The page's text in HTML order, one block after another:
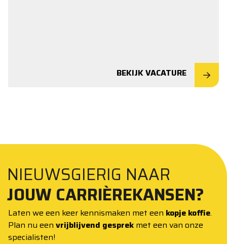
BEKIJK VACATURE
NIEUWSGIERIG NAAR
JOUW CARRIÈREKANSEN?
Laten we een keer kennismaken met een kopje koffie.
Plan nu een vrijblijvend gesprek met een van onze
specialisten!